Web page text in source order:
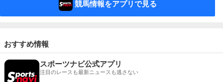
競馬情報をアプリで見る
おすすめ情報
スポーツナビ公式アプリ
注目のレースも最新ニュースも逃さない